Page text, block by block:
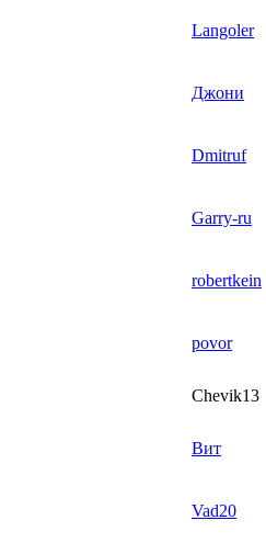
Langoler
Джони
Dmitruf
Garry-ru
robertkein
povor
Chevik13
Вит
Vad20